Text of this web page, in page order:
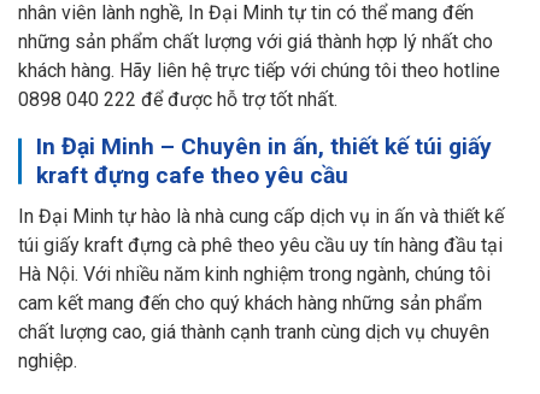
nhân viên lành nghề, In Đại Minh tự tin có thể mang đến
những sản phẩm chất lượng với giá thành hợp lý nhất cho
khách hàng. Hãy liên hệ trực tiếp với chúng tôi theo hotline
0898 040 222 để được hỗ trợ tốt nhất.
In Đại Minh – Chuyên in ấn, thiết kế túi giấy
kraft đựng cafe theo yêu cầu
In Đại Minh tự hào là nhà cung cấp dịch vụ in ấn và thiết kế
túi giấy kraft đựng cà phê theo yêu cầu uy tín hàng đầu tại
Hà Nội. Với nhiều năm kinh nghiệm trong ngành, chúng tôi
cam kết mang đến cho quý khách hàng những sản phẩm
chất lượng cao, giá thành cạnh tranh cùng dịch vụ chuyên
nghiệp.